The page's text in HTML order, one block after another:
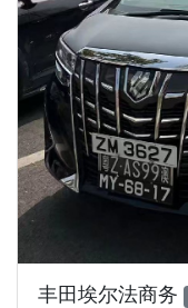
丰田埃尔法商务